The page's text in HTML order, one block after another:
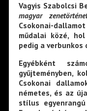
Vagyis Szabolcsi
magyar
Csokonai-
műdalai közé,
pedig a
Egyébként
gyűjteményben,
Csokonai
németes, és az
stílus